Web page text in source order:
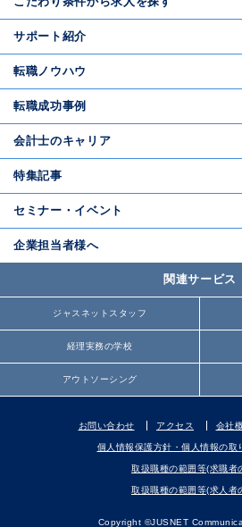
サポート紹介
転職ノウハウ
転職成功事例
会計士のキャリア
特集記事
セミナー・イベント
企業担当者様へ
関連サービス
ジャスネットスタッフ
経理実務の学校
アウトソーシング
お問い合わせ アクセス 会社
個人情報保護方針・個人情報の取
取扱職種の範囲等(求職者
取扱職種の範囲等(求人者
Copyright ©JUSNET